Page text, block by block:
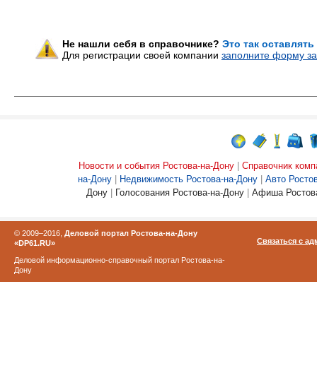
Не нашли себя в справочнике? Это так
Для регистрации своей компании заполните форму
Новости и события Ростова-на-Дону
Справочник
на-Дону
Недвижимость Ростова-на-Дону
Авто
Дону
Голосования Ростова-на-Дону Афиша
© 2009–2016, Деловой портал Ростова-на-Дону
«DP61.RU»
Деловой информационно-справочный портал Ростова-на-
Дону
Связаться с